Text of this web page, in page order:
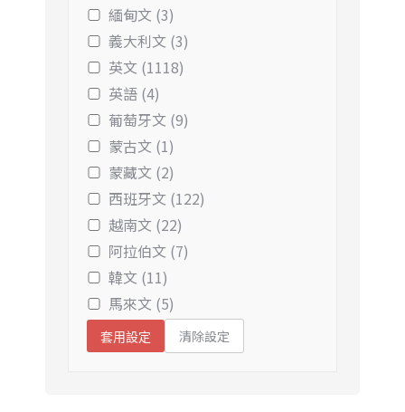
緬甸文 (3)
義大利文 (3)
英文 (1118)
英語 (4)
葡萄牙文 (9)
蒙古文 (1)
蒙藏文 (2)
西班牙文 (122)
越南文 (22)
阿拉伯文 (7)
韓文 (11)
馬來文 (5)
套用設定 清除設定